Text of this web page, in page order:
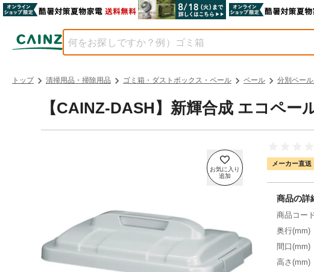
トップ 清掃用品・掃除用品 ゴミ箱・ダストボックス・ペール ペール 分別ペー
【CAINZ-DASH】新輝合成 エコペ
メーカー直送
商品の詳
商品コー
奥行(mm)
間口(mm)
高さ(mm)